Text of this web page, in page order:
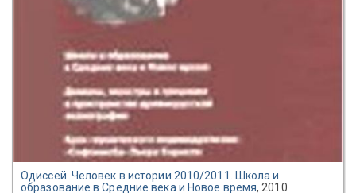
Одиссей. Человек в истории 2010/2011. Школа и
образование в Средние века и Новое время, 2010